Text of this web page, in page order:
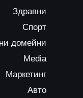
Здравни
Спорт
домейни
Media
Маркетинг
Авто